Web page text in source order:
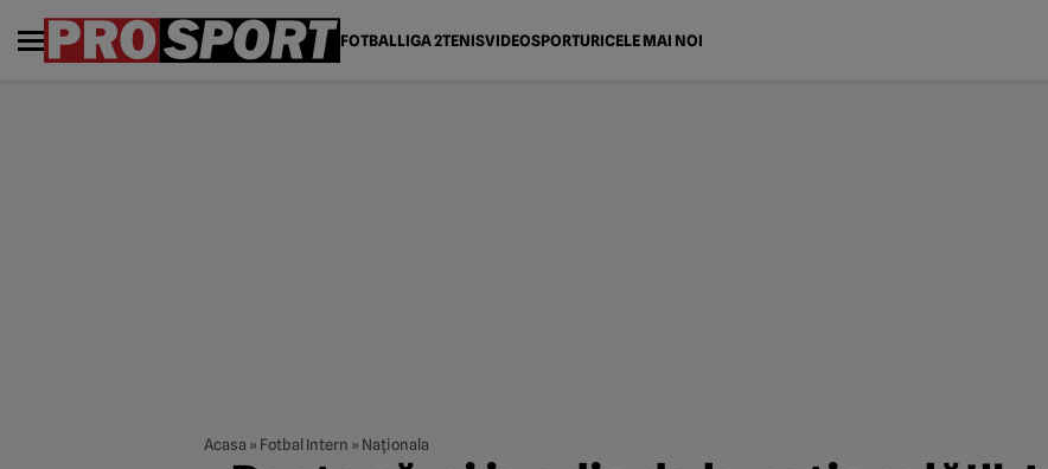
FOTBALLIGA 2TENISVIDEOSPORTURICELE MAI NOI
Acasa » Fotbal Intern » Naționala